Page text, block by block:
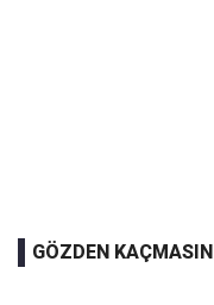
GÖZDEN KAÇMASIN